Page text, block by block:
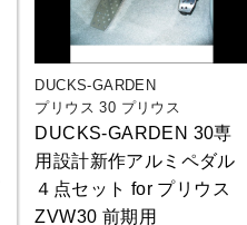
DUCKS-GARDEN
プリウス 30 プリウス
DUCKS-GARDEN 30専
用設計新作アルミペダル
４点セット for プリウス
ZVW30 前期用